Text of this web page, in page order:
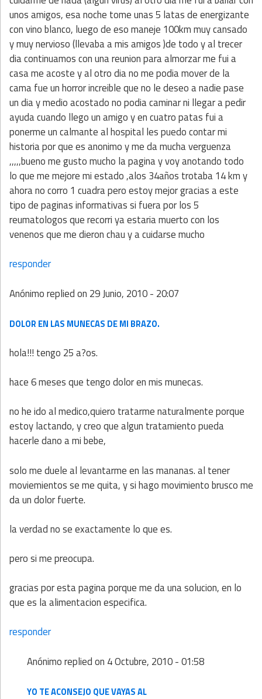
unos amigos, esa noche tome unas 5 latas de energizante
con vino blanco, luego de eso maneje 100km muy cansado
y muy nervioso (llevaba a mis amigos )de todo y al trecer
dia continuamos con una reunion para almorzar me fui a
casa me acoste y al otro dia no me podia mover de la
cama fue un horror increible que no le deseo a nadie pase
un dia y medio acostado no podia caminar ni llegar a pedir
ayuda cuando llego un amigo y en cuatro patas fui a
ponerme un calmante al hospital les puedo contar mi
historia por que es anonimo y me da mucha verguenza
,,,,,bueno me gusto mucho la pagina y voy anotando todo
lo que me mejore mi estado ,alos 34años trotaba 14 km y
ahora no corro 1 cuadra pero estoy mejor gracias a este
tipo de paginas informativas si fuera por los 5
reumatologos que recorri ya estaria muerto con los
venenos que me dieron chau y a cuidarse mucho
responder
Anónimoreplied on 29 Junio, 2010 - 20:07
DOLOR EN LAS MUNECAS DE MI BRAZO.
hola!!! tengo 25 a?os.
hace 6 meses que tengo dolor en mis munecas.
no he ido al medico,quiero tratarme naturalmente porque
estoy lactando, y creo que algun tratamiento pueda
hacerle dano a mi bebe,
solo me duele al levantarme en las mananas. al tener
moviemientos se me quita, y si hago movimiento brusco me
da un dolor fuerte.
la verdad no se exactamente lo que es.
pero si me preocupa.
gracias por esta pagina porque me da una solucion, en lo
que es la alimentacion especifica.
responder
Anónimoreplied on 4 Octubre, 2010 - 01:58
YO TE ACONSEJO QUE VAYAS AL